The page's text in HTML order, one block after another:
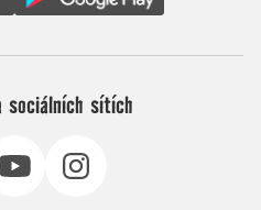
sociálních sítích